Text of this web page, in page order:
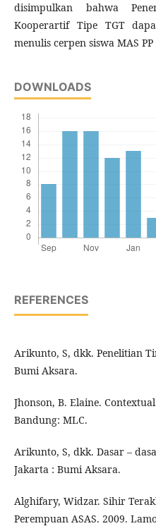
disimpulkan bahwa
Kooperartif Tipe TGT
menulis cerpen siswa MAS
DOWNLOADS
REFERENCES
Arikunto, S, dkk. Penelitian
Bumi Aksara.
Jhonson, B. Elaine.
Bandung: MLC.
Arikunto, S, dkk. Dasar –
Jakarta : Bumi Aksara.
Alghifary, Widzar. Sihir
Perempuan ASAS. 2009.